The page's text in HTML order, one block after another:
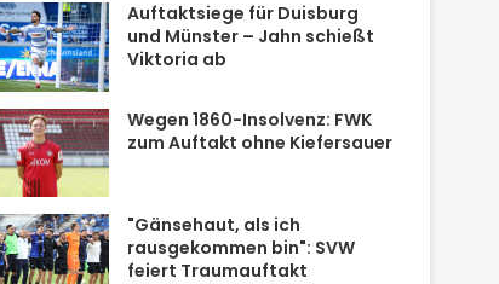
Auftaktsiege für Duisburg
und Münster – Jahn schießt
Viktoria ab
Wegen 1860-Insolvenz: FWK
zum Auftakt ohne Kiefersauer
"Gänsehaut, als ich
rausgekommen bin": SVW
feiert Traumauftakt